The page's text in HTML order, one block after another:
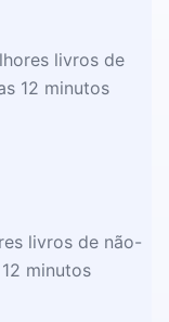
livros de
12 minutos
livros de não-
minutos